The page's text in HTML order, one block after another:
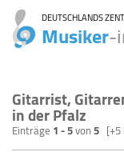
DEUTSCHLANDS
Musiker-
Gitarrist,
in der Pfalz
Einträge 1 - 5von5